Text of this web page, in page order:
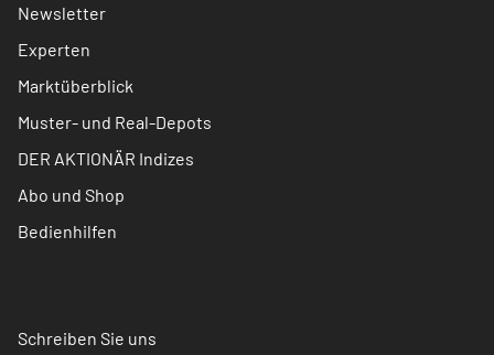
Newsletter
Experten
Marktüberblick
Muster- und Real-Depots
DER AKTIONÄR Indizes
Abo und Shop
Bedienhilfen
Schreiben Sie uns